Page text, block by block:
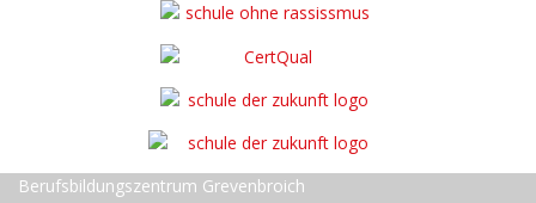
Berufsbildungszentrum Grevenbroich